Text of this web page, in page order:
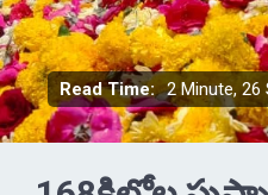
Read Time: 2 Minute, 26